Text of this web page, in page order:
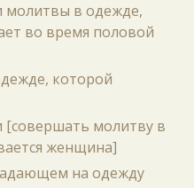
молитвы в одежде,
во время половой
которой
[совершать молитву в
женщина]
на одежду